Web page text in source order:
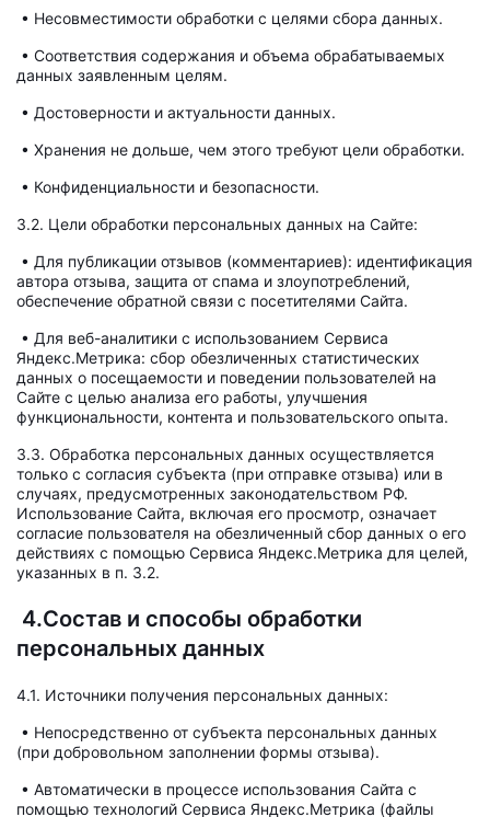
• Несовместимости обработки с целями сбора данных.
• Соответствия содержания и объема обрабатываемых
данных заявленным целям.
• Достоверности и актуальности данных.
• Хранения не дольше, чем этого требуют цели обработки.
• Конфиденциальности и безопасности.
3.2. Цели обработки персональных данных на Сайте:
• Для публикации отзывов (комментариев): идентификация
автора отзыва, защита от спама и злоупотреблений,
обеспечение обратной связи с посетителями Сайта.
• Для веб-аналитики с использованием Сервиса
Яндекс.Метрика: сбор обезличенных статистических
данных о посещаемости и поведении пользователей на
Сайте с целью анализа его работы, улучшения
функциональности, контента и пользовательского опыта.
3.3. Обработка персональных данных осуществляется
только с согласия субъекта (при отправке отзыва) или в
случаях, предусмотренных законодательством РФ.
Использование Сайта, включая его просмотр, означает
согласие пользователя на обезличенный сбор данных о его
действиях с помощью Сервиса Яндекс.Метрика для целей,
указанных в п. 3.2.
4.Состав и способы обработки
персональных данных
4.1. Источники получения персональных данных:
• Непосредственно от субъекта персональных данных
(при добровольном заполнении формы отзыва).
• Автоматически в процессе использования Сайта с
помощью технологий Сервиса Яндекс.Метрика (файлы